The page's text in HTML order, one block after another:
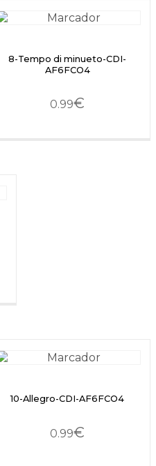
8-Tempo di minueto-CDI-
AF6FCO4
0.99€
10-Allegro-CDI-AF6FCO4
0.99€